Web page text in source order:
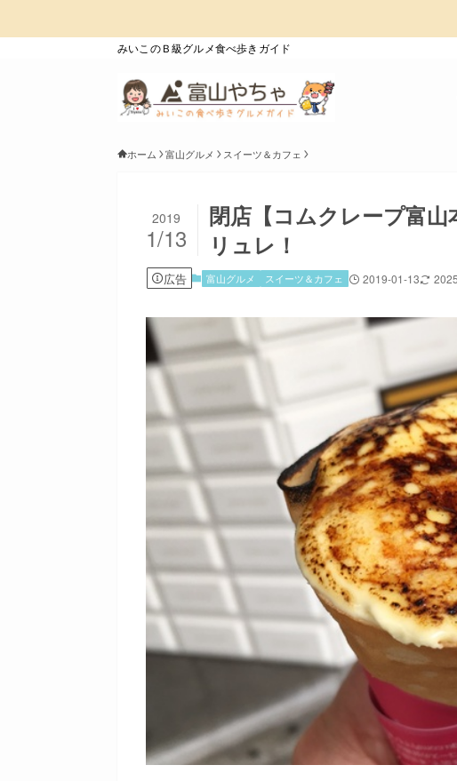
みいこのＢ級グルメ食べ歩きガイド
ホーム 富山グルメ スイーツ＆カフェ
閉店【コムクレープ富
リュレ！
2019
1/13
広告 富山グルメ スイーツ＆カフェ 2019-01-13